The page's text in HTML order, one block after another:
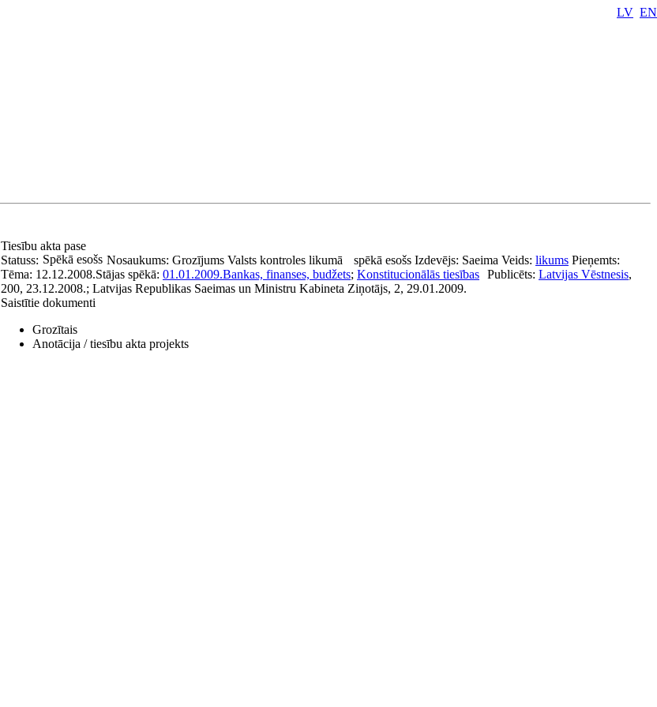
LV EN
Tiesību akta pase
Nosaukums: Grozījums Valsts kontroles likumā
Statuss: Spēkā esošs spēkā esošs Izdevējs: Saeima Veids: likums Pieņemts:
12.12.2008.Stājas spēkā: 01.01.2009.
Tēma: Bankas, finanses, budžets; Konstitucionālās tiesības Publicēts: Latvijas Vēstnesis,
200, 23.12.2008.; Latvijas Republikas Saeimas un Ministru Kabineta Ziņotājs, 2, 29.01.2009.
Saistītie dokumenti
Grozītais
Anotācija / tiesību akta projekts